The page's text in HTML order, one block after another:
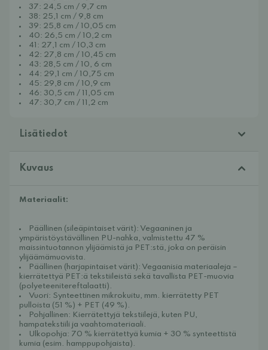
37: 24,5 cm / 9,7 cm
38: 25,1 cm / 9,8 cm
39: 25,8 cm / 10,05 cm
40: 26,5 cm / 10,2 cm
41: 27,1 cm / 10,3 cm
42: 27,8 cm / 10,45 cm
43: 28,5 cm / 10, 6 cm
44: 29,1 cm / 10,75 cm
45: 29,8 cm / 10,9 cm
46: 30,5 cm / 11,05 cm
47: 30,7 cm / 11,2 cm
Lisätiedot
Kuvaus
Materiaalit:
Päällinen (sileäpintaiset värit): Vegaaninen ja
ympäristöystävällinen PU-nahka, valmistettu 47 %
maissintuotannon ylijäämistä ja PET:stä, joka on peräisin
ylijäämämuovista.
Päällinen (harjapintaiset värit): Vegaanisia materiaaleja –
kierrätettyä PET:ä tekstiileistä sekä tavallista PET-muovia
(polyeteenitereftalaatti).
Vuori: Synteettinen mikrokuitu, mm. kierrätetty PET
pulloista (51 %) + PET (49 %).
Pohjallinen: Kierrätettyjä tekstiilejä, kuten PU,
hampatekstiili ja vaahtomateriaali.
Ulkopohja: 70 % kierrätettyä kumia + 30 % synteettistä
kumia (esim. hamppupohjaista).